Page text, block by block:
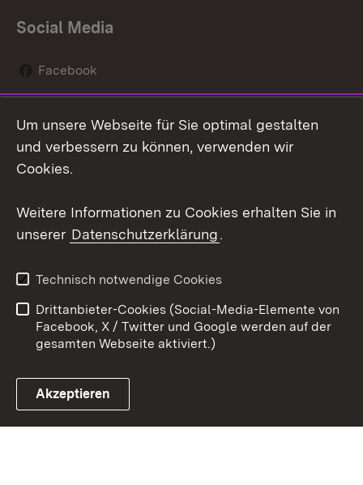
Social Media
Facebook
Social Wall
Youtube
Link zum Landesportal
Kontakt
Datenschutz
Barrierefreiheit
Impressum Cookies
Um unsere Webseite für Sie optimal gestalten
und verbessern zu können, verwenden wir
Cookies.
Weitere Informationen zu Cookies erhalten Sie in
unserer Datenschutzerklärung.
Technisch notwendige Cookies
Drittanbieter-Cookies (Social-Media-Elemente von
Facebook, X / Twitter und Google werden auf der
gesamten Webseite aktiviert.)
Akzeptieren